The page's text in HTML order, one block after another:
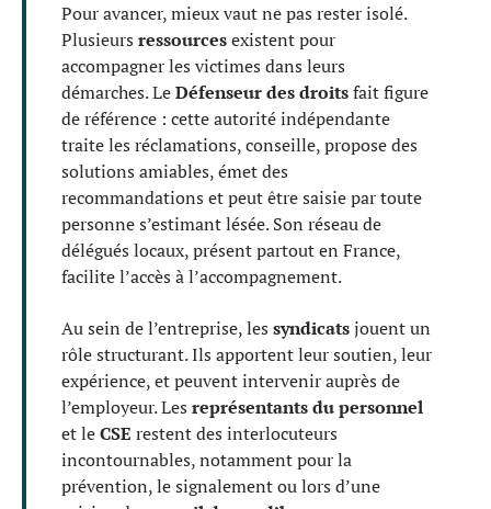
Pour avancer, mieux vaut ne pas rester isolé.
Plusieurs ressourcesexistent pour
accompagner les victimes dans leurs
démarches. LeDéfenseur des droitsfait figure
de référence : cette autorité indépendante
traite les réclamations, conseille, propose des
solutions amiables, émet des
recommandations et peut être saisie par toute
personne s’estimant lésée. Son réseau de
délégués locaux, présent partout en France,
facilite l’accès à l’accompagnement.
Au sein de l’entreprise, les syndicatsjouent un
rôle structurant. Ils apportent leur soutien, leur
expérience, et peuvent intervenir auprès de
l’employeur. Les représentants du personnel
et leCSE restent des interlocuteurs
incontournables, notamment pour la
prévention, le signalement ou lors d’une